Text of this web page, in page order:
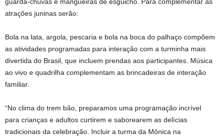
atrações juninas serão:
Bola na lata, argola, pescaria e bola na boca do palhaço compõem
as atividades programadas para interação com a turminha mais
divertida do Brasil, que incluem prendas aos participantes. Música
ao vivo e quadrilha complementam as brincadeiras de interação
familiar.
“No clima do trem bão, preparamos uma programação incrível
para crianças e adultos curtirem e saborearem as delícias
tradicionais da celebração. Incluir a turma da Mônica na